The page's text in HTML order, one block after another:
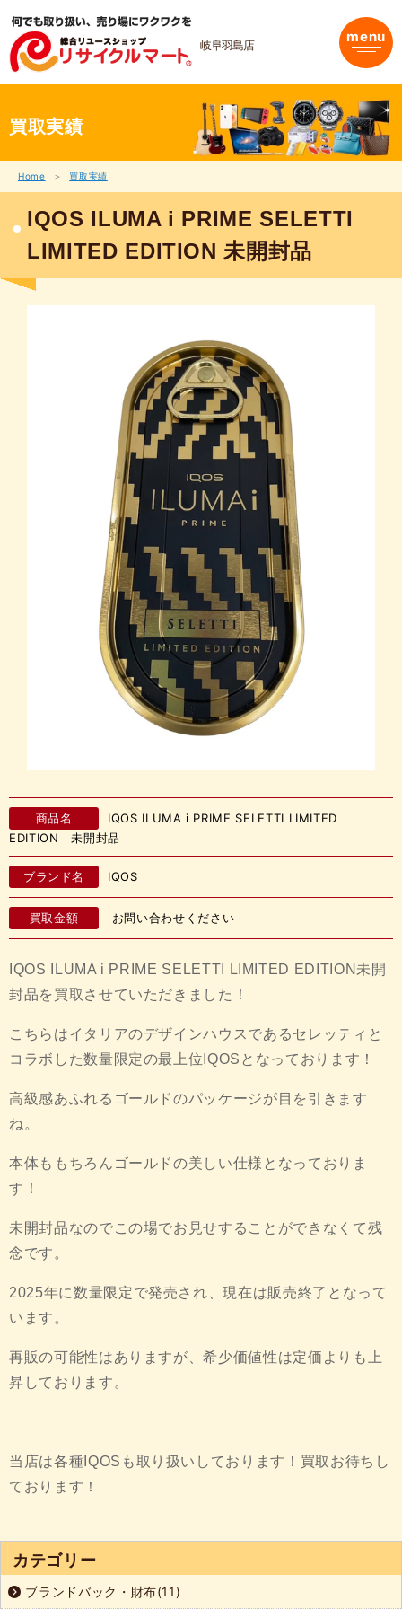
ス
岐阜羽島店 menu
買取実績
Home 買取実績
IQOS ILUMA i PRIME SELETTI
LIMITED EDITION 未開封品
商品名
IQOS ILUMA i PRIME SELETTI LIMITED
EDITION 未開封品
ブランド名 IQOS
買取金額 お問い合わせください
IQOS ILUMA i PRIME SELETTI LIMITED EDITION未開
封品を買取させていただきました！
こちらはイタリアのデザインハウスであるセレッティと
コラボした数量限定の最上位IQOSとなっております！
高級感あふれるゴールドのパッケージが目を引きます
ね。
本体ももちろんゴールドの美しい仕様となっておりま
す！
未開封品なのでこの場でお見せすることができなくて残
念です。
2025年に数量限定で発売され、現在は販売終了となって
います。
再販の可能性はありますが、希少価値性は定価よりも上
昇しております。
当店は各種IQOSも取り扱いしております！買取お待ちし
ております！
カテゴリー
ブランドバック・財布(11)